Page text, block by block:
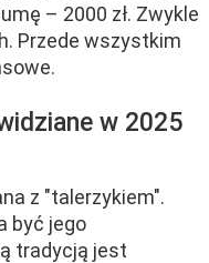
– 2000 zł. Zwykle
Przede wszystkim
w 2025
z "talerzykiem".
być jego
tradycją jest